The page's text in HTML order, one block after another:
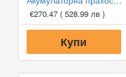
€270.47 ( 528.99 лв )
Купи